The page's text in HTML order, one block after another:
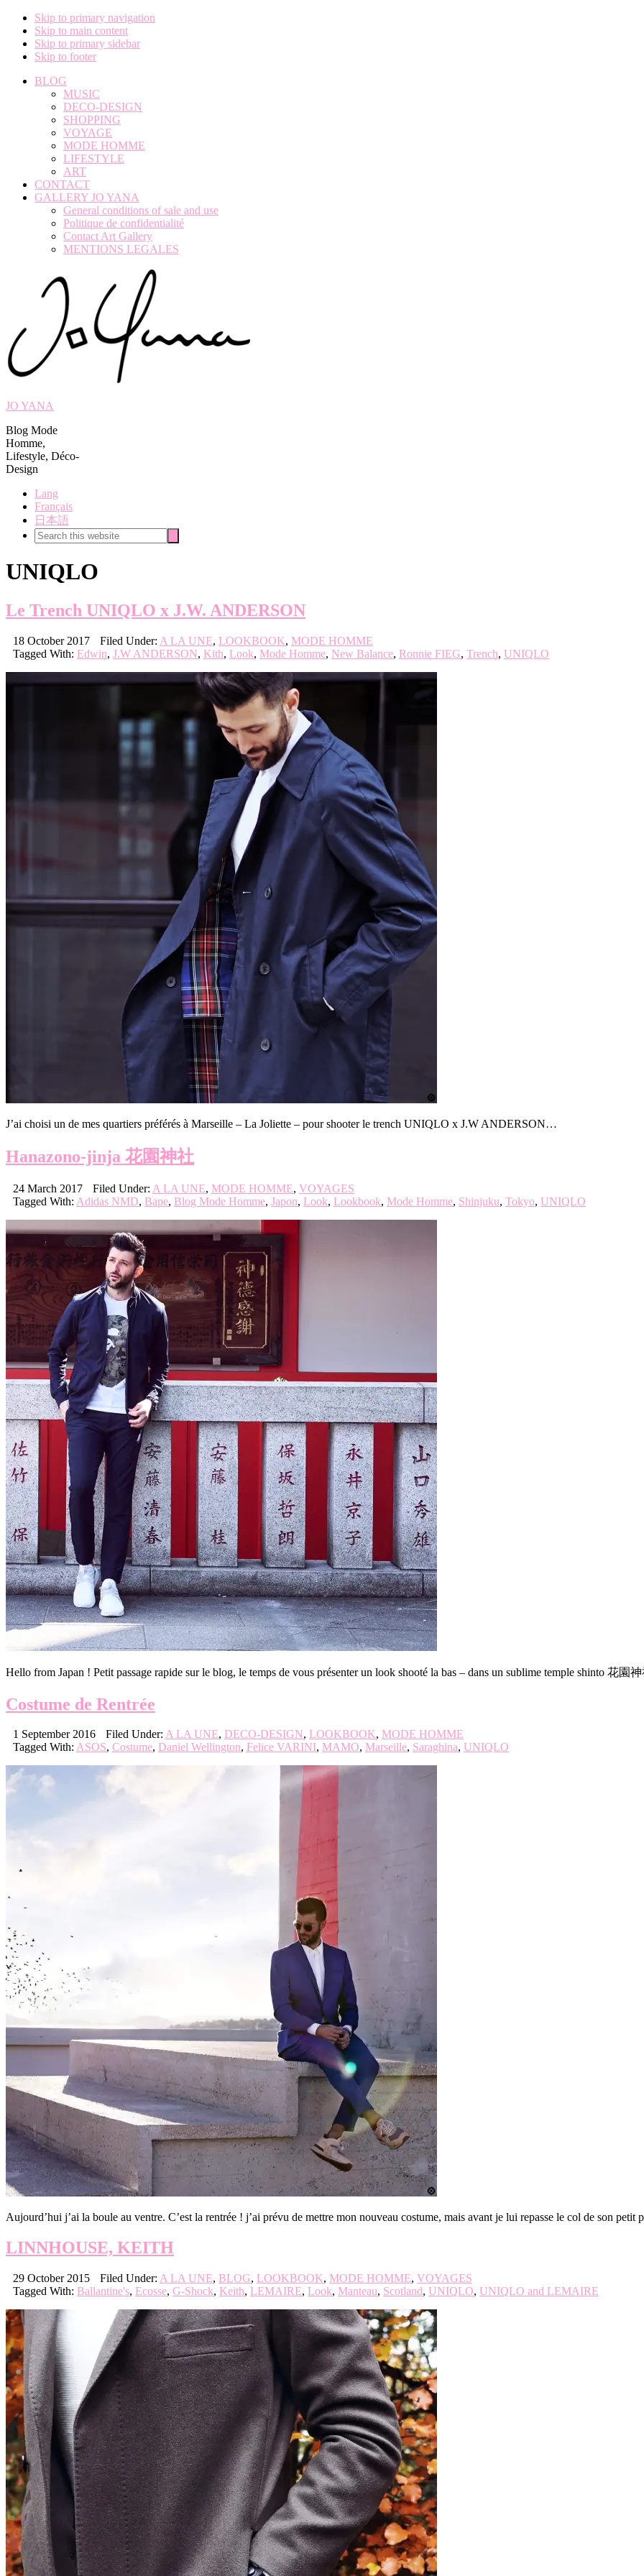
Skip to primary navigation
Skip to main content
Skip to primary sidebar
Skip to footer
BLOG
MUSIC
DECO-DESIGN
SHOPPING
VOYAGE
MODE HOMME
LIFESTYLE
ART
CONTACT
GALLERY JO YANA
General conditions of sale and use
Politique de confidentialité
Contact Art Gallery
MENTIONS LEGALES
JO YANA
Blog Mode
Homme,
Lifestyle, Déco-
Design
Lang
Français
日本語
Search
this
UNIQLO
Le Trench UNIQLO x J.W. ANDERSON
18 October 2017 Filed Under: A LA UNE, LOOKBOOK, MODE HOMME
Tagged With: Edwin, J.W ANDERSON, Kith, Look, Mode Homme, New Balance, Ronnie FIEG, Trench, UNIQLO
J’ai choisi un de mes quartiers préférés à Marseille – La Joliette – pour shooter le trench UNIQLO x J.W ANDERSON…
Hanazono-jinja 花園神社
24 March 2017 Filed Under: A LA UNE, MODE HOMME, VOYAGES
Tagged With: Adidas NMD, Bape, Blog Mode Homme, Japon, Look, Lookbook, Mode Homme, Shinjuku, Tokyo, UNIQLO
Hello from Japan ! Petit passage rapide sur le blog, le temps de vous présenter un look shooté la bas – dans un sublime temple shinto 花園
Costume de Rentrée
1 September 2016 Filed Under: A LA UNE, DECO-DESIGN, LOOKBOOK, MODE HOMME
Tagged With: ASOS, Costume, Daniel Wellington, Felice VARINI, MAMO, Marseille, Saraghina, UNIQLO
Aujourd’hui j’ai la boule au ventre. C’est la rentrée ! j’ai prévu de mettre mon nouveau costume, mais avant je lui repasse le col de son
LINNHOUSE, KEITH
29 October 2015 Filed Under: A LA UNE, BLOG, LOOKBOOK, MODE HOMME, VOYAGES
Tagged With: Ballantine's, Ecosse, G-Shock, Keith, LEMAIRE, Look, Manteau, Scotland, UNIQLO, UNIQLO and LEMAIRE